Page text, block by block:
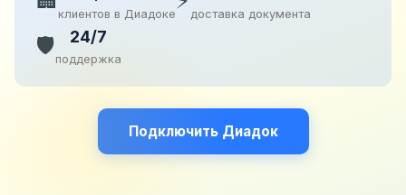
клиентов в Диадоке доставка документа
🛡️ 24/7
поддержка
Подключить Диадок